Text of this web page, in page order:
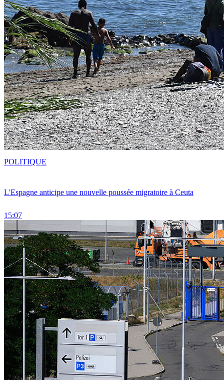
L'Espagne anticipe une nouvelle poussée migratoire à Ceuta
15:07
POLITIQUE